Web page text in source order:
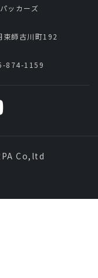
ッカーズ
師古川町192
874-1159
Co,ltd